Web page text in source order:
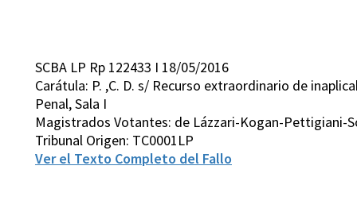
SCBA LP Rp 122433 I 18/05/2016
Carátula: P. ,C. D. s/ Recurso extraordinario de
Penal, Sala I
Magistrados Votantes: de Lázzari-Kogan-Pettigiani-
Tribunal Origen: TC0001LP
Ver el Texto Completo del Fallo